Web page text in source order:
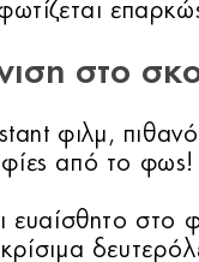
στο
φιλμ,
από το φως!
ευαίσθητο